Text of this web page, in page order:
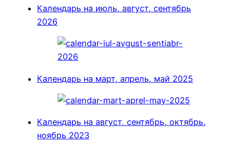
Календарь на июль, август, сентябрь
2026
Календарь на март, апрель, май 2025
Календарь на август, сентябрь, октябрь,
ноябрь 2023